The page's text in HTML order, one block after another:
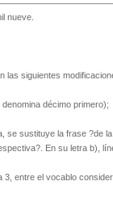
nueve.
las siguientes
décimo primero);
se sustituye la frase ?de
En su letra b),
3, entre el vocablo